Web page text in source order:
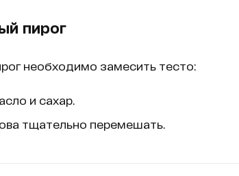
пирог
необходимо замесить тесто:
и сахар.
тщательно перемешать.